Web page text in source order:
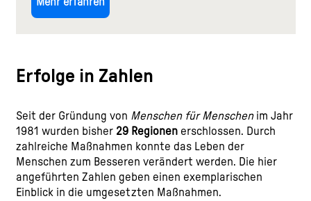
Mehr erfahren
Erfolge in Zahlen
Seit der Gründung von Menschen für Menschenim Jahr
1981 wurden bisher 29 Regionenerschlossen. Durch
zahlreiche Maßnahmen konnte das Leben der
Menschen zum Besseren verändert werden. Die hier
angeführten Zahlen geben einen exemplarischen
Einblick in die umgesetzten Maßnahmen.